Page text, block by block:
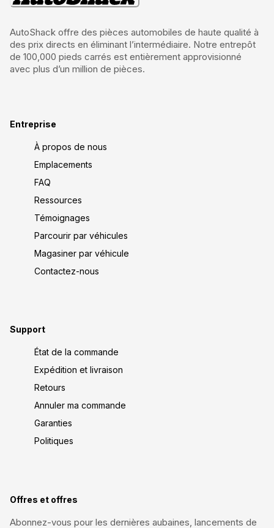
AutoShack offre des pièces automobiles de haute qualité à
des prix directs en éliminant l’intermédiaire. Notre entrepôt
de 100,000 pieds carrés est entièrement approvisionné
avec plus d’un million de pièces.
Entreprise
À propos de nous
Emplacements
FAQ
Ressources
Témoignages
Parcourir par véhicules
Magasiner par véhicule
Contactez-nous
Support
État de la commande
Expédition et livraison
Retours
Annuler ma commande
Garanties
Politiques
Offres et offres
Abonnez-vous pour les dernières aubaines, lancements de